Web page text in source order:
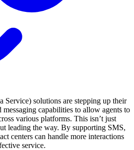
Service) solutions are stepping up their
messaging capabilities to allow agents to
various platforms. This isn’t just
leading the way. By supporting SMS,
centers can handle more interactions
service.